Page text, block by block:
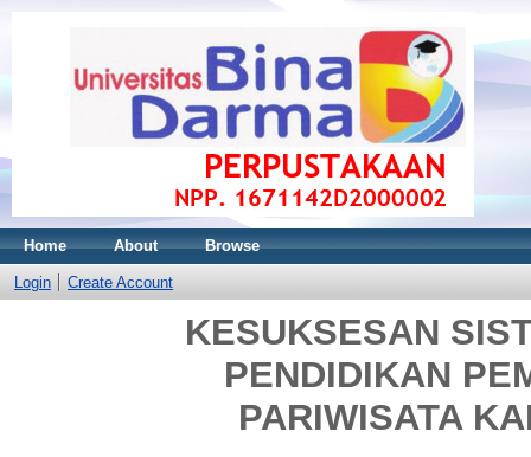
Home About Browse
Login Create Account
KESUKSESAN
PENDIDIKAN
PARIWISATA